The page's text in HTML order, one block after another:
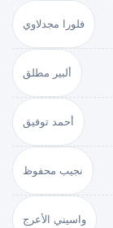
فلورا مجدلاوي
ألبير مطلق
أحمد توفيق
نجيب محفوظ
واسيني الأعرج